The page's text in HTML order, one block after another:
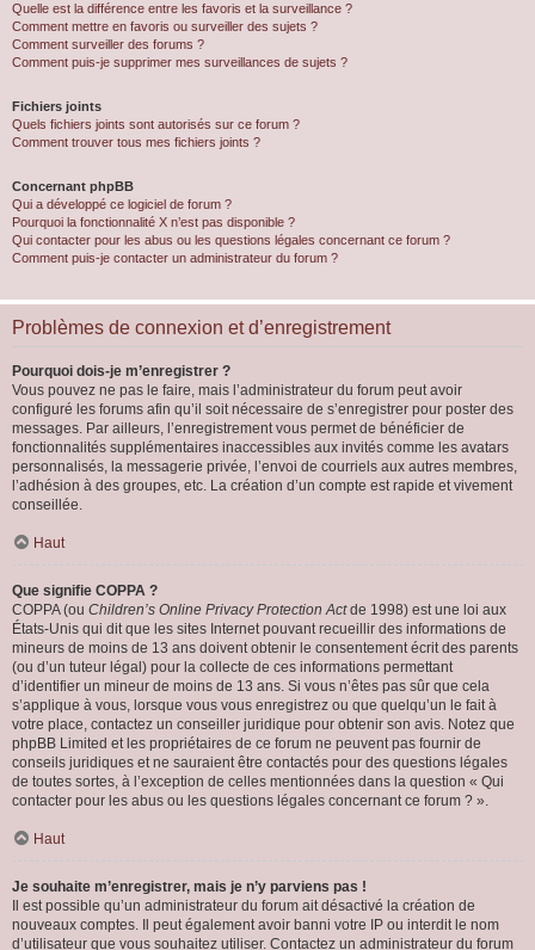
Quelle est la différence entre les favoris et la surveillance ?
Comment mettre en favoris ou surveiller des sujets ?
Comment surveiller des forums ?
Comment puis-je supprimer mes surveillances de sujets ?
Fichiers joints
Quels fichiers joints sont autorisés sur ce forum ?
Comment trouver tous mes fichiers joints ?
Concernant phpBB
Qui a développé ce logiciel de forum ?
Pourquoi la fonctionnalité X n’est pas disponible ?
Qui contacter pour les abus ou les questions légales concernant ce forum ?
Comment puis-je contacter un administrateur du forum ?
Problèmes de connexion et d’enregistrement
Pourquoi dois-je m’enregistrer ?
Vous pouvez ne pas le faire, mais l’administrateur du forum peut avoir
configuré les forums afin qu’il soit nécessaire de s’enregistrer pour poster des
messages. Par ailleurs, l’enregistrement vous permet de bénéficier de
fonctionnalités supplémentaires inaccessibles aux invités comme les avatars
personnalisés, la messagerie privée, l’envoi de courriels aux autres membres,
l’adhésion à des groupes, etc. La création d’un compte est rapide et vivement
conseillée.
Haut
Que signifie COPPA ?
COPPA (ou Children’s Online Privacy Protection Actde 1998) est une loi aux
États-Unis qui dit que les sites Internet pouvant recueillir des informations de
mineurs de moins de 13 ans doivent obtenir le consentement écrit des parents
(ou d’un tuteur légal) pour la collecte de ces informations permettant
d’identifier un mineur de moins de 13 ans. Si vous n’êtes pas sûr que cela
s’applique à vous, lorsque vous vous enregistrez ou que quelqu’un le fait à
votre place, contactez un conseiller juridique pour obtenir son avis. Notez que
phpBB Limited et les propriétaires de ce forum ne peuvent pas fournir de
conseils juridiques et ne sauraient être contactés pour des questions légales
de toutes sortes, à l’exception de celles mentionnées dans la question « Qui
contacter pour les abus ou les questions légales concernant ce forum ? ».
Haut
Je souhaite m’enregistrer, mais je n’y parviens pas !
Il est possible qu’un administrateur du forum ait désactivé la création de
nouveaux comptes. Il peut également avoir banni votre IP ou interdit le nom
d’utilisateur que vous souhaitez utiliser. Contactez un administrateur du forum